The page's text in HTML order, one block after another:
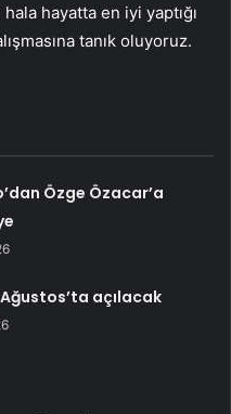
hayatta en iyi yaptığı
tanık oluyoruz.
Özge Özacar’a
açılacak